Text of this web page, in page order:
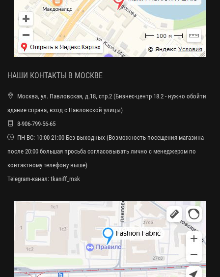
НАШИ КОНТАКТЫ В МОСКВЕ
Москва, ул. Павловская, д.18, стр.2 (Бизнес-центр 18.2 - нужно обойти
здание справа, вход с Павловской улицы)
8-906-799-56-65
ПН-ВС: 10:00-21:00 Без выходных (Возможность посещения магазина
после 20:00 большая просьба согласовывать лично с менеджером по
контактному телефону выше)
Telegram-канал: tkaniff_msk